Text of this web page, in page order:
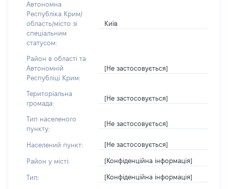
Автономна
Республіка Крим/
область/місто зі
спеціальним
статусом:
Київ
Район в області та
Автономній
Республіці Крим:
[Не застосовується]
Територіальна
громада:
[Не застосовується]
Тип населеного
пункту:
[Не застосовується]
Населений пункт: [Не застосовується]
Район у місті: [Конфіденційна інформація]
Тип: [Конфіденційна інформація]